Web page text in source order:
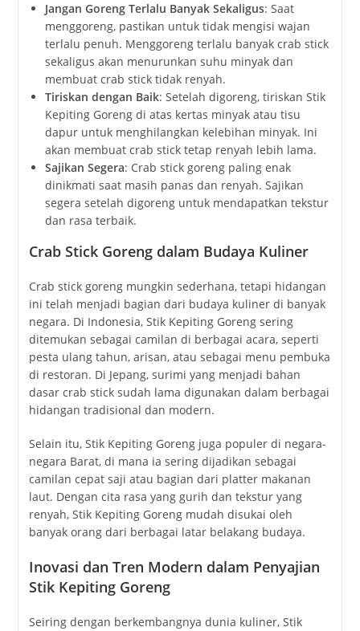
Jangan Goreng Terlalu Banyak Sekaligus: Saat
menggoreng, pastikan untuk tidak mengisi wajan
terlalu penuh. Menggoreng terlalu banyak crab stick
sekaligus akan menurunkan suhu minyak dan
membuat crab stick tidak renyah.
Tiriskan dengan Baik: Setelah digoreng, tiriskan Stik
Kepiting Goreng di atas kertas minyak atau tisu
dapur untuk menghilangkan kelebihan minyak. Ini
akan membuat crab stick tetap renyah lebih lama.
Sajikan Segera: Crab stick goreng paling enak
dinikmati saat masih panas dan renyah. Sajikan
segera setelah digoreng untuk mendapatkan tekstur
dan rasa terbaik.
Crab Stick Goreng dalam Budaya Kuliner
Crab stick goreng mungkin sederhana, tetapi hidangan
ini telah menjadi bagian dari budaya kuliner di banyak
negara. Di Indonesia, Stik Kepiting Goreng sering
ditemukan sebagai camilan di berbagai acara, seperti
pesta ulang tahun, arisan, atau sebagai menu pembuka
di restoran. Di Jepang, surimi yang menjadi bahan
dasar crab stick sudah lama digunakan dalam berbagai
hidangan tradisional dan modern.
Selain itu, Stik Kepiting Goreng juga populer di negara-
negara Barat, di mana ia sering dijadikan sebagai
camilan cepat saji atau bagian dari platter makanan
laut. Dengan cita rasa yang gurih dan tekstur yang
renyah, Stik Kepiting Goreng mudah disukai oleh
banyak orang dari berbagai latar belakang budaya.
Inovasi dan Tren Modern dalam Penyajian
Stik Kepiting Goreng
Seiring dengan berkembangnya dunia kuliner, Stik